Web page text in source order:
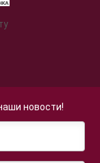
новости!